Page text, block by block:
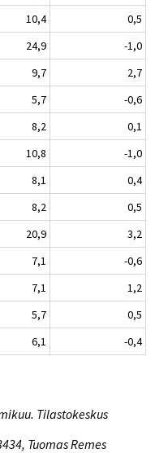
10,4
0,5
24,9
-1,0
9,7
2,7
5,7
-0,6
8,2
0,1
10,8
-1,0
8,1
0,4
8,2
0,5
20,9
3,2
7,1
-0,6
7,1
1,2
5,7
0,5
6,1 -0,4
Tilastokeskus
Tuomas Remes